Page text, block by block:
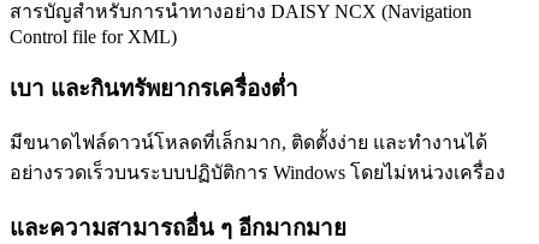
สารบัญสำหรับการนำทางอย่าง DAISY NCX (Navigation
Control file for XML)
เบา และกินทรัพยากรเครื่องต่ำ
มีขนาดไฟล์ดาวน์โหลดที่เล็กมาก, ติดตั้งง่าย และทำงานได้
อย่างรวดเร็วบนระบบปฏิบัติการ Windows โดยไม่หน่วงเครื่อง
และความสามารถอื่น ๆ อีกมากมาย